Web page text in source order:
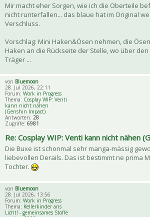
Mir macht eher Sorgen, wie ich die Oberteile
nicht runterfallen... das blaue hat im Original
Verschluss.
Vorschlag: Mini Haken&Ösen nehmen, die
Haken an die Rückseite der Stelle, wo über
Träger ...
von Bluemoon
28. Jul 2026, 22:11
Forum: Work in Progress
Thema: Cosplay WIP: Venti
kann nicht nähen
(Genshin Impact)
Antworten: 28
Zugriffe: 6981
Re: Cosplay WIP: Venti kann nicht nähen
Die Buxe ist schonmal sehr manga-mässig
liebevollen Derails. Das ist bestimmt ne prima
Tochter.
von Bluemoon
28. Jul 2026, 13:56
Forum: Work in Progress
Thema: Kellerkinder ans
Licht! - gemeinsames Stoffe